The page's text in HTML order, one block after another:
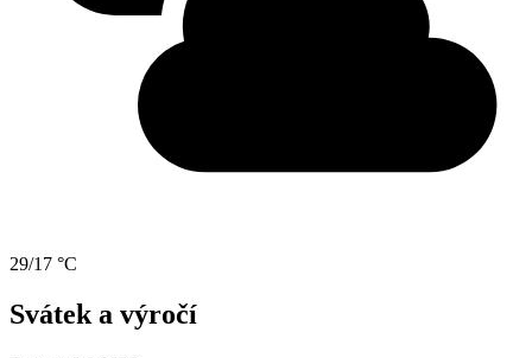
29/17 °C
Svátek a výročí